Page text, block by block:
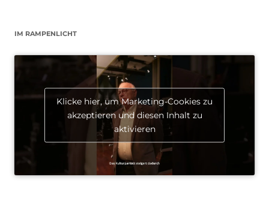
IM RAMPENLICHT
Klicke hier, um Marketing-Cookies zu
akzeptieren und diesen Inhalt zu
aktivieren